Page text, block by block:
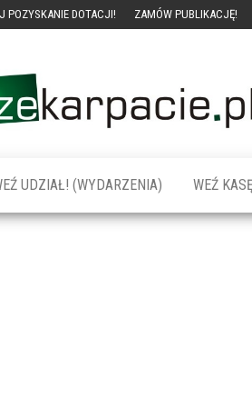
POZYSKANIE DOTACJI! ZAMÓW PUBLIKACJĘ!
UDZIAŁ! (WYDARZENIA) WEŹ